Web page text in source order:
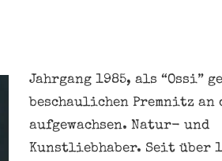
Jahrgang 1985, als “Ossi”
beschaulichen Premnitz an
aufgewachsen. Natur- und
Kunstliebhaber. Seit über